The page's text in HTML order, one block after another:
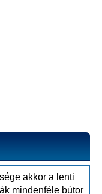
akkor a lenti
mindenféle bútor